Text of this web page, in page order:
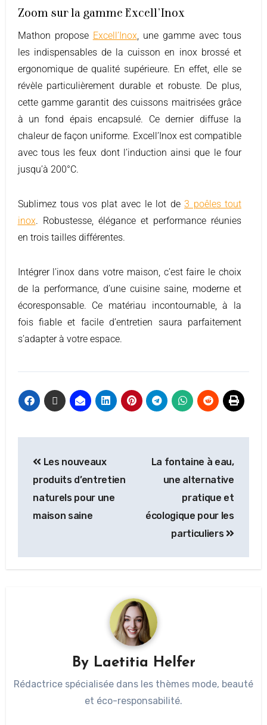
Zoom sur la gamme Excell’Inox
Mathon propose Excell’Inox, une gamme avec tous
les indispensables de la cuisson en inox brossé et
ergonomique de qualité supérieure. En effet, elle se
révèle particulièrement durable et robuste. De plus,
cette gamme garantit des cuissons maitrisées grâce
à un fond épais encapsulé. Ce dernier diffuse la
chaleur de façon uniforme. Excell’Inox est compatible
avec tous les feux dont l’induction ainsi que le four
jusqu’à 200°C.
Sublimez tous vos plat avec le lot de3 poêles tout
inox. Robustesse, élégance et performance réunies
en trois tailles différentes.
Intégrer l’inox dans votre maison, c’est faire le choix
de la performance, d’une cuisine saine, moderne et
écoresponsable. Ce matériau incontournable, à la
fois fiable et facile d’entretien saura parfaitement
s’adapter à votre espace.
Les nouveaux
produits d’entretien
naturels pour une
maison saine
La fontaine à eau,
une alternative
pratique et
écologique pour les
particuliers
By Laetitia Helfer
Rédactrice spécialisée dans les thèmes mode, beauté
et éco-responsabilité.